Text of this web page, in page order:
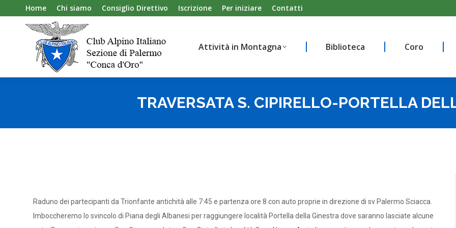
Home Chi siamo Consiglio Direttivo Iscrizione Per iniziare Contatti
Attività in Montagna Biblioteca Coro
TRAVERSATA S. CIPIRELLO-PORTELLA
Raduno dei partecipanti da Trionfante antichità alle 7:45 e partenza ore 8 con auto proprie in direzione di sv Palermo Sciacca.
Imboccheremo lo svincolo di Piana degli Albanesi per raggiungere località Portella della Ginestra dove saranno lasciate alcune